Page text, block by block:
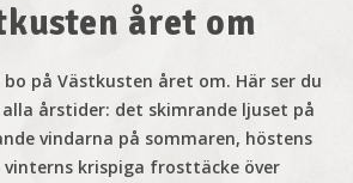
året om
bo på Västkusten året om. Här ser du
årstider: det skimrande ljuset på
vindarna på sommaren, höstens
krispiga frosttäcke över